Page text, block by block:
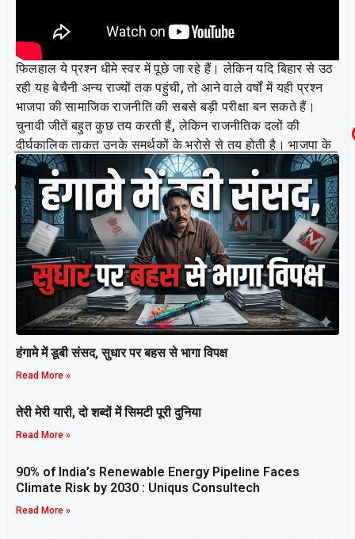
फिलहाल ये प्रश्न धीमे स्वर में पूछे जा रहे हैं। लेकिन यदि बिहार से उठ
रही यह बेचैनी अन्य राज्यों तक पहुंची, तो आने वाले वर्षों में यही प्रश्न
भाजपा की सामाजिक राजनीति की सबसे बड़ी परीक्षा बन सकते हैं।
चुनावी जीतें बहुत कुछ तय करती हैं, लेकिन राजनीतिक दलों की
दीर्घकालिक ताकत उनके समर्थकों के भरोसे से तय होती है। भाजपा के
सामने अब असली चुनौती उसी भरोसे को बनाए रखने की है।
Related Post
हंगामे में डूबी संसद, सुधार पर बहस से भागा विपक्ष
Read More »
तेरी मेरी यारी, दो शब्दों में सिमटी पूरी दुनिया
Read More »
90% of India’s Renewable Energy Pipeline Faces
Climate Risk by 2030 : Uniqus Consultech
Read More »